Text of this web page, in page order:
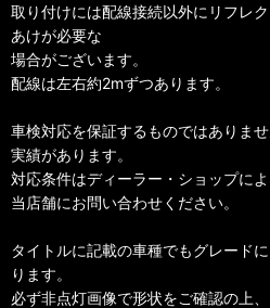
取り付けには配線接続以外にリフレ
あけが必要な
場合がございます。
配線は左右約2mずつあります。
車検対応を保証するものではありま
実績があります。
対応条件はディーラー・ショップに
当店舗にお問い合わせください。
タイトルに記載の車種でもグレード
ります。
必ず非点灯画像で形状をご確認の上、